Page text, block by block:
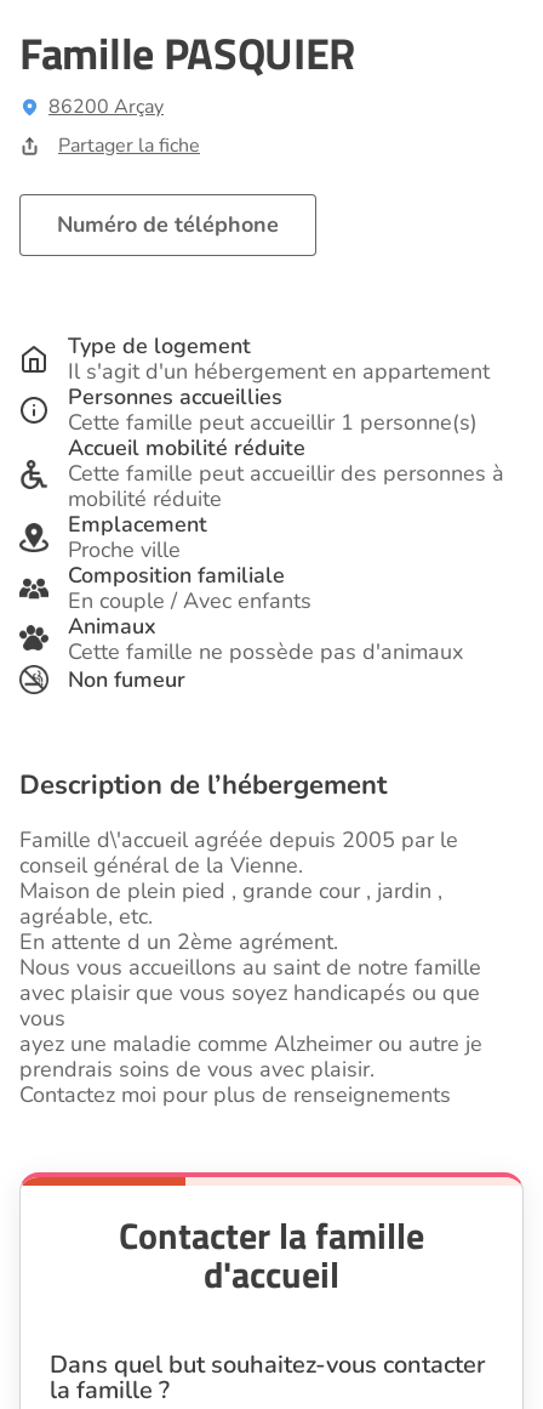
Famille PASQUIER
86200 Arçay
Partager la fiche
Numéro de téléphone
Type de logement
Il s'agit d'un hébergement en appartement
Personnes accueillies
Cette famille peut accueillir 1 personne(s)
Accueil mobilité réduite
Cette famille peut accueillir des personnes à
mobilité réduite
Emplacement
Proche ville
Composition familiale
En couple / Avec enfants
Animaux
Cette famille ne possède pas d'animaux
Non fumeur
Description de l’hébergement
Famille d\'accueil agréée depuis 2005 par le
conseil général de la Vienne.
Maison de plein pied , grande cour , jardin ,
agréable, etc.
En attente d un 2ème agrément.
Nous vous accueillons au saint de notre famille
avec plaisir que vous soyez handicapés ou que
vous
ayez une maladie comme Alzheimer ou autre je
prendrais soins de vous avec plaisir.
Contactez moi pour plus de renseignements
Contacter la famille
d'accueil
Dans quel but souhaitez-vous contacter
la famille ?